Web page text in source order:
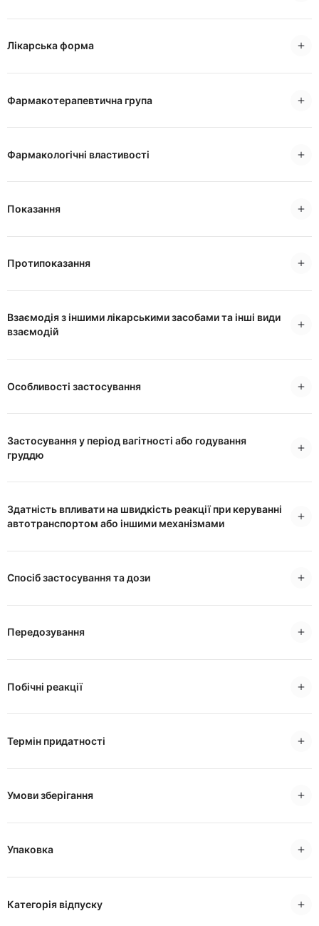
Лікарська форма
Фармакотерапевтична група
Фармакологічні властивості
Показання
Протипоказання
Взаємодія з іншими лікарськими засобами та інші види
взаємодій
Особливості застосування
Застосування у період вагітності або годування
груддю
Здатність впливати на швидкість реакції при керуванні
автотранспортом або іншими механізмами
Спосіб застосування та дози
Передозування
Побічні реакції
Термін придатності
Умови зберігання
Упаковка
Категорія відпуску